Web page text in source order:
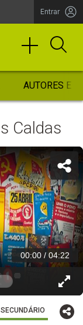
Entrar
AUTORES
Caldas
00:00 / 04:22
SECUNDÁRIO